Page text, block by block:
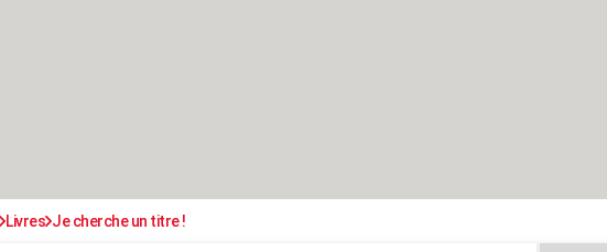
Livres Je cherche un titre !